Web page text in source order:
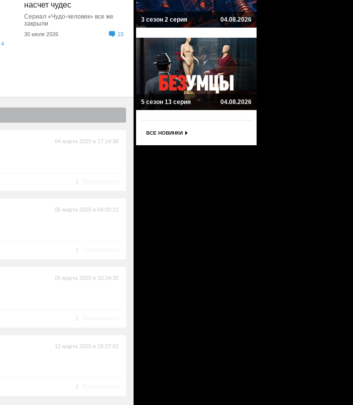
4
насчет чудес
Сериал «Чудо-человек» все же
закрыли
30 июля 2026 15
04 марта 2020 в 17:14:38
|
05 марта 2020 в 04:00:21
|
05 марта 2020 в 10:34:30
|
12 марта 2020 в 18:27:02
|
3 сезон 2 серия 04.08.2026
5 сезон 13 серия 04.08.2026
ВСЕ НОВИНКИ